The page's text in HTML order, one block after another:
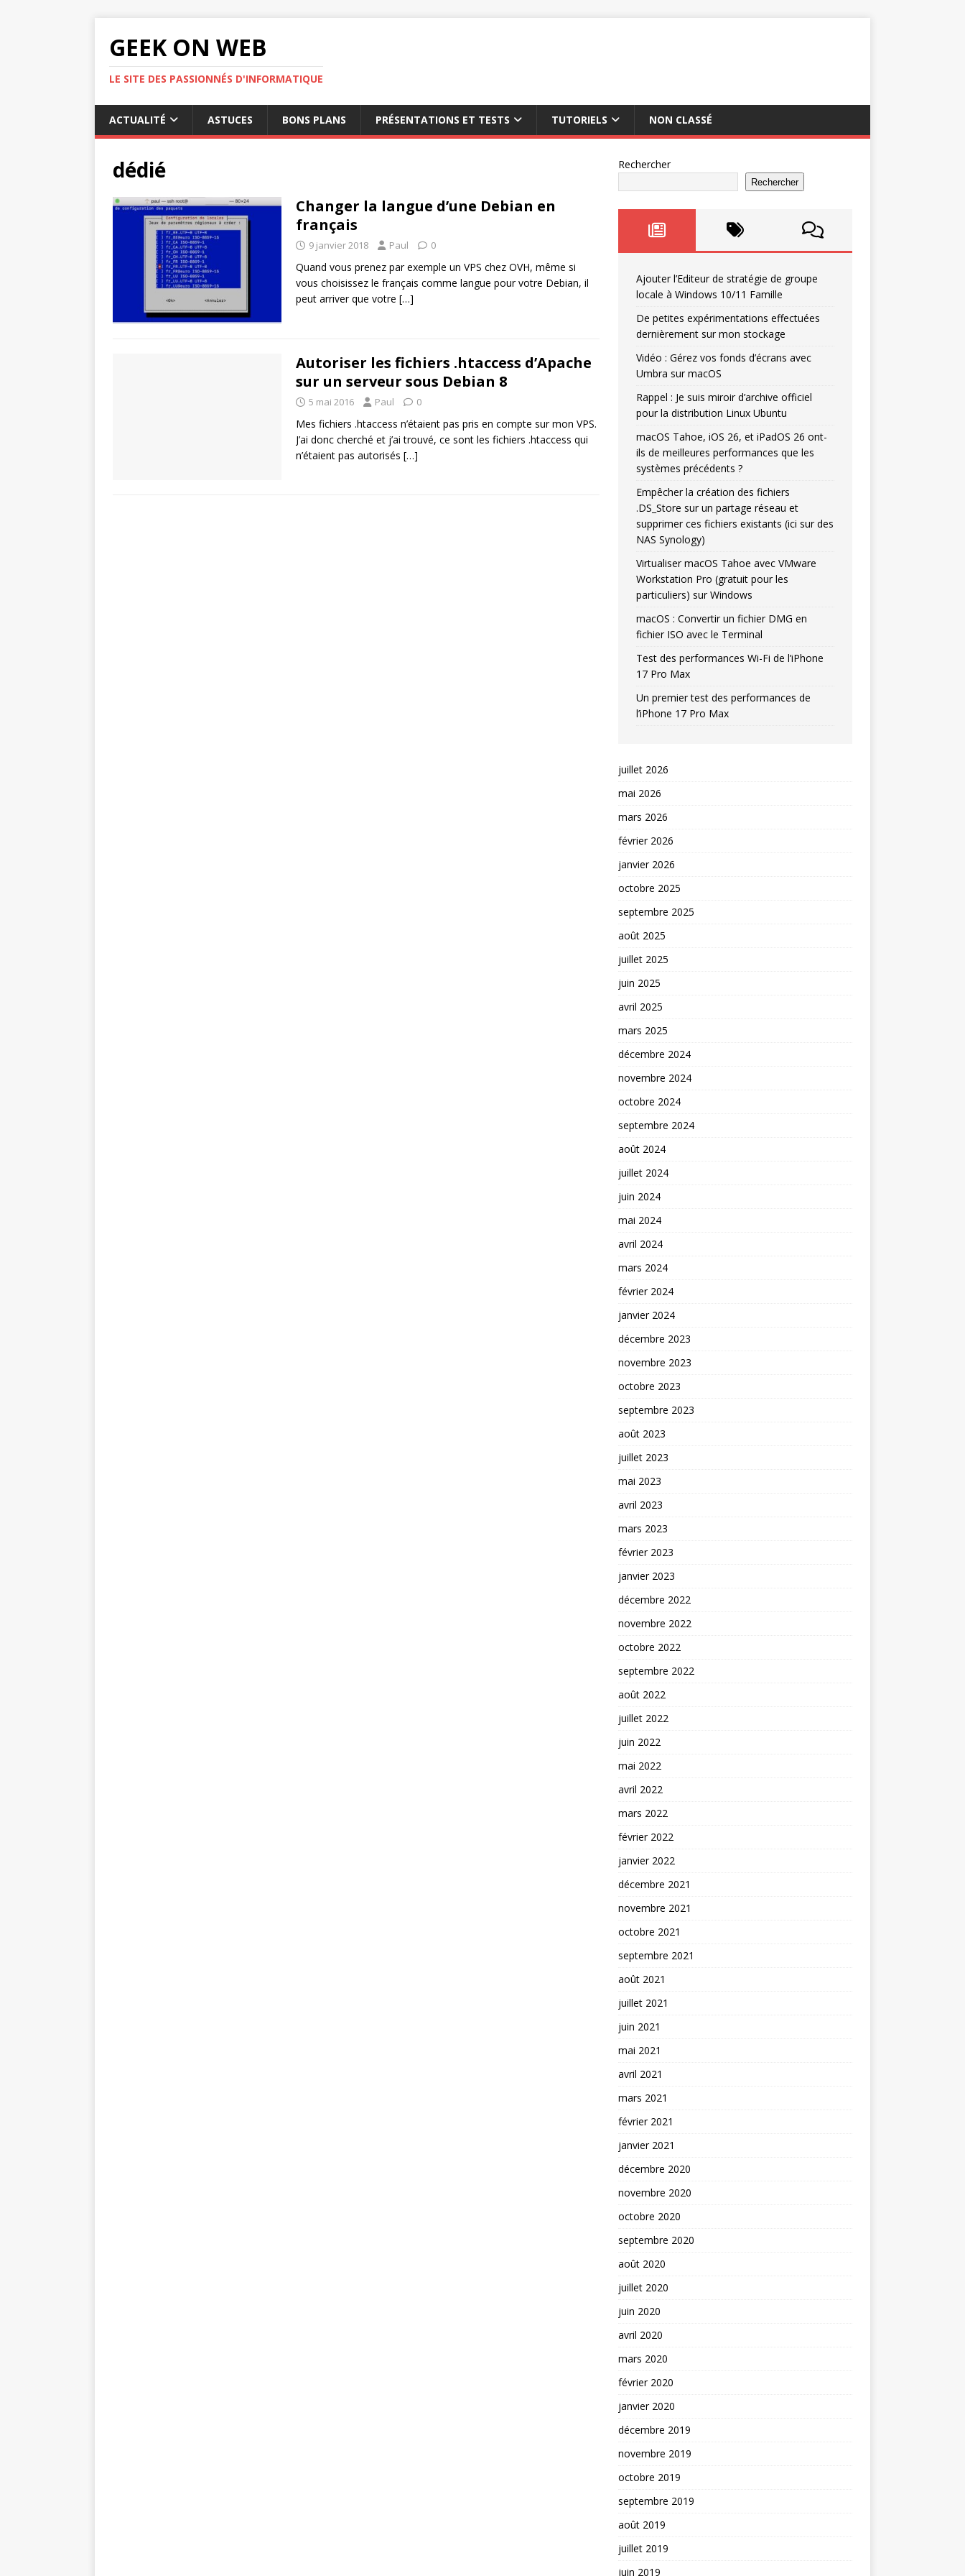
GEEK ON WEB
LE SITE DES PASSIONNÉS D'INFORMATIQUE
ACTUALITÉ ASTUCES BONS PLANS PRÉSENTATIONS ET TESTS TUTORIELS NON CLASSÉ
dédié
Changer la langue d’une Debian en
français
9 janvier 2018 Paul 0
Quand vous prenez par exemple un VPS chez OVH, même si
vous choisissez le français comme langue pour votre Debian, il
peut arriver que votre […]
Autoriser les fichiers .htaccess d’Apache
sur un serveur sous Debian 8
5 mai 2016 Paul 0
Mes fichiers .htaccess n’étaient pas pris en compte sur mon VPS.
J’ai donc cherché et j’ai trouvé, ce sont les fichiers .htaccess qui
n’étaient pas autorisés […]
Rechercher
Rechercher
Ajouter l’Editeur de stratégie de groupe
locale à Windows 10/11 Famille
De petites expérimentations effectuées
dernièrement sur mon stockage
Vidéo : Gérez vos fonds d’écrans avec
Umbra sur macOS
Rappel : Je suis miroir d’archive officiel
pour la distribution Linux Ubuntu
macOS Tahoe, iOS 26, et iPadOS 26 ont-
ils de meilleures performances que les
systèmes précédents ?
Empêcher la création des fichiers
.DS_Store sur un partage réseau et
supprimer ces fichiers existants (ici sur des
NAS Synology)
Virtualiser macOS Tahoe avec VMware
Workstation Pro (gratuit pour les
particuliers) sur Windows
macOS : Convertir un fichier DMG en
fichier ISO avec le Terminal
Test des performances Wi-Fi de l’iPhone
17 Pro Max
Un premier test des performances de
l’iPhone 17 Pro Max
juillet 2026
mai 2026
mars 2026
février 2026
janvier 2026
octobre 2025
septembre 2025
août 2025
juillet 2025
juin 2025
avril 2025
mars 2025
décembre 2024
novembre 2024
octobre 2024
septembre 2024
août 2024
juillet 2024
juin 2024
mai 2024
avril 2024
mars 2024
février 2024
janvier 2024
décembre 2023
novembre 2023
octobre 2023
septembre 2023
août 2023
juillet 2023
mai 2023
avril 2023
mars 2023
février 2023
janvier 2023
décembre 2022
novembre 2022
octobre 2022
septembre 2022
août 2022
juillet 2022
juin 2022
mai 2022
avril 2022
mars 2022
février 2022
janvier 2022
décembre 2021
novembre 2021
octobre 2021
septembre 2021
août 2021
juillet 2021
juin 2021
mai 2021
avril 2021
mars 2021
février 2021
janvier 2021
décembre 2020
novembre 2020
octobre 2020
septembre 2020
août 2020
juillet 2020
juin 2020
avril 2020
mars 2020
février 2020
janvier 2020
décembre 2019
novembre 2019
octobre 2019
septembre 2019
août 2019
juillet 2019
juin 2019